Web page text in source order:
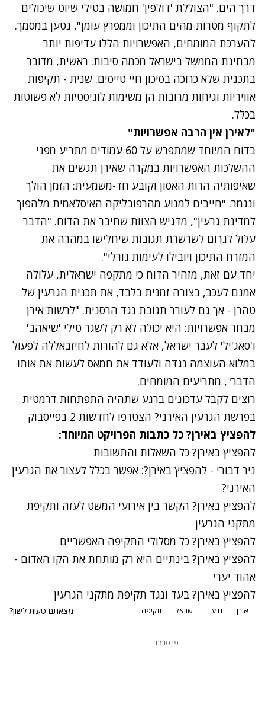
דרך הים. "הצוללת 'דולפין' חמושה בטילי שיוט שיכולים
לתקוף מטרות מהים התיכון וממפרץ עומן", נטען במסמך.
להערכת המומחים, האפשרויות הללו עדיפות יותר
מבחינת הממשל בישראל מכמה סיבות. ראשית, מדובר
בתכנית שלא כרוכה בסיכון חיי טייסים. שנית - תקיפות
אוויריות וגיחות מרובות הן משימות לוגיסטיות לא פשוטות
בכלל.
"לאירן אין הרבה אפשרויות"
בדוח המיוחד שמתפרש על 60 עמודים מתריע מפני
ההשלכות האפשרויות במקרה שאירן תגשים את
שאיפותיה הרות האסון וקובע חד-משמעית: הזמן הולך
ונגמר. "חייבים למנוע מהרפובליקה האיסלאמית מלהפוך
למדינת גרעין", מדגיש הצוות שחיבר את הדוח. "הדבר
עלול לגרום לשרשרת תגובות שיחלישו במהרה את
המזרח התיכון ויובילו לעימות גורלי".
יחד עם זאת, מזהיר הדוח כי מתקפה ישראלית, עלולה
אמנם לעכב, בצורה זמנית בלבד, את תכנית הגרעין של
טהרן - אך גם לעורר תגובת נגד הרסנית. "לרשות אירן
מבחר אפשרויות: היא יכולה לא רק לשגר טילי 'שיאהב'
ו'סאג'יל' לעבר ישראל, אלא גם להורות לחיזבאללה לפעול
במלוא העוצמה נגדה ולעודד את חמאס לעשות את אותו
הדבר", מתריעים המומחים.
רוצים לקבל עדכונים ברגע שתהיה התפתחות דרמטית
בפרשת הגרעין האירני? הצטרפו לחדשות 2 בפייסבוק
להפציץ באירן? כל כתבות הפרויקט המיוחד:
להפציץ באירן? כל השאלות והתשובות
ניר דבורי - להפציץ באירן?: אפשר בכלל לעצור את הגרעין
האירני?
להפציץ באירן? הקשר בין אירועי המשט לעזה ותקיפת
מתקני הגרעין
להפציץ באירן? כל מסלולי התקיפה האפשריים
להפציץ באירן? בינתיים היא רק מותחת את הקו האדום -
אהוד יערי
להפציץ באירן? בעד ונגד תקיפת מתקני הגרעין
אירן גרעין ישראל תקיפה מצאתם טעות לשון?
פרסומת